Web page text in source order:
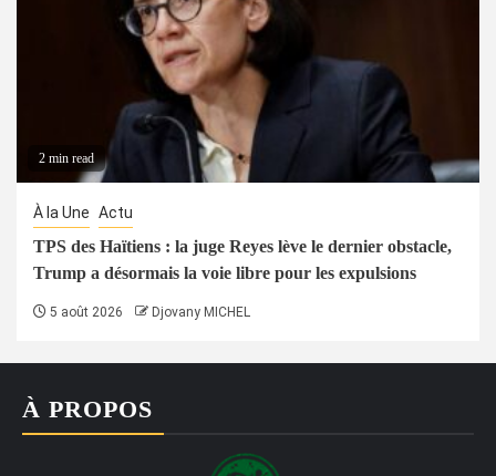
2 min read
À la Une Actu
TPS des Haïtiens : la juge Reyes lève le dernier obstacle,
Trump a désormais la voie libre pour les expulsions
5 août 2026 Djovany MICHEL
À PROPOS